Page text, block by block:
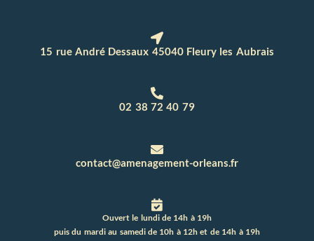
15 rue André Dessaux 45040 Fleury les Aubrais
02 38 72 40 79
contact@amenagement-orleans.fr
Ouvert le lundi de 14h à 19h
puis du mardi au samedi de 10h à 12h et de 14h à 19h